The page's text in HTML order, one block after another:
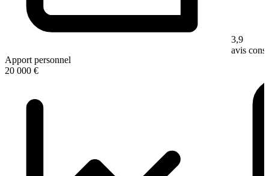
Apport personnel
20 000 €
3,9
avis